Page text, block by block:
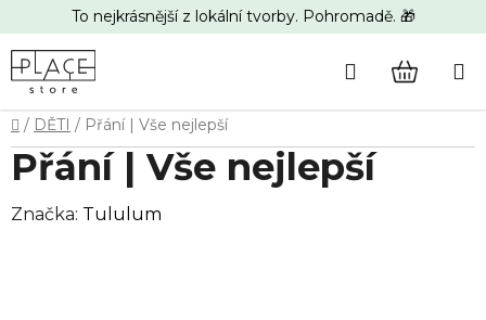
na
obsah
To nejkrásnější z lokální tvorby. Pohromadě. 🎁
Hledat
Domů
/ DĚTI / Přání | Vše nejlepší
Přání | Vše nejlepší
Značka: Tululum